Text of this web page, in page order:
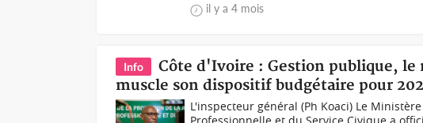
il y a 4 mois
Info
Côte d'Ivoire : Gestion publique, le
muscle son dispositif budgétaire pour
L'inspecteur général (Ph Koaci) Le